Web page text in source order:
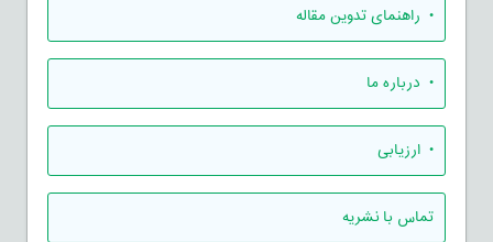
• راهنمای تدوين مقاله
• درباره ما
• ارزيابی
تماس با نشریه